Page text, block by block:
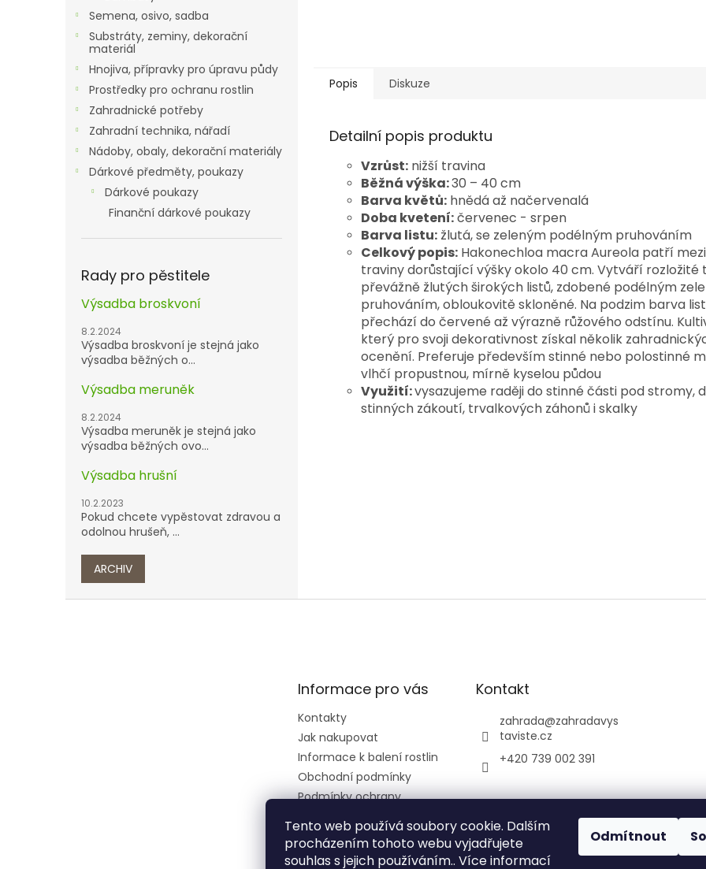
Tento web používá soubory cookie. Dalším
procházením tohoto webu vyjadřujete
souhlas s jejich používáním.. Více informací
Odmítnout
Semena, osivo, sadba
Substráty, zeminy, dekorační
materiál
Hnojiva, přípravky pro úpravu půdy
Prostředky pro ochranu rostlin
Zahradnické potřeby
Zahradní technika, nářadí
Nádoby, obaly, dekorační materiály
Dárkové předměty, poukazy
Dárkové poukazy
Finanční dárkové poukazy
Rady pro pěstitele
Výsadba broskvoní
8.2.2024
Výsadba broskvoní je stejná jako
výsadba běžných o...
Výsadba meruněk
8.2.2024
Výsadba meruněk je stejná jako
výsadba běžných ovo...
Výsadba hrušní
10.2.2023
Pokud chcete vypěstovat zdravou a
odolnou hrušeň, ...
ARCHIV
Popis Diskuze
Detailní popis produktu
Vzrůst: nižší travina
Běžná výška:30 – 40 cm
Barva květů: hnědá až načervenalá
Doba kvetení:červenec - srpen
Barva listu: žlutá, se zeleným podélným pruhováním
Celkový popis: Hakonechloa macra Aureola patří
traviny dorůstající výšky okolo 40 cm. Vytváří rozložité
převážně žlutých širokých listů, zdobené podélným
pruhováním, obloukovitě skloněné. Na podzim barva
přechází do červené až výrazně růžového odstínu.
který pro svoji dekorativnost získal několik
ocenění. Preferuje především stinné nebo polostinné
vlhčí propustnou, mírně kyselou půdou
Využití:vysazujeme raději do stinné části pod stromy,
stinných zákoutí, trvalkových záhonů i skalky
Informace pro vás
Kontakty
Jak nakupovat
Informace k balení rostlin
Obchodní podmínky
Podmínky ochrany
Ústřední kontrolní a
zkušební ústav
zemědělský
Kontakt
zahrada@zahradavys
taviste.cz
+420 739 002 391